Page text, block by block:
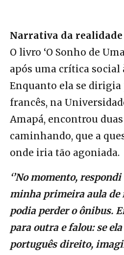
Narrativa da realidade
O livro ‘O Sonho de
após uma crítica social
Enquanto ela se dirigia
francês, na
Amapá, encontrou
caminhando, que a
onde iria tão agoniada.
‘’No momento,
minha primeira aula de
podia perder o ônibus.
para outra e falou: se
português direito,